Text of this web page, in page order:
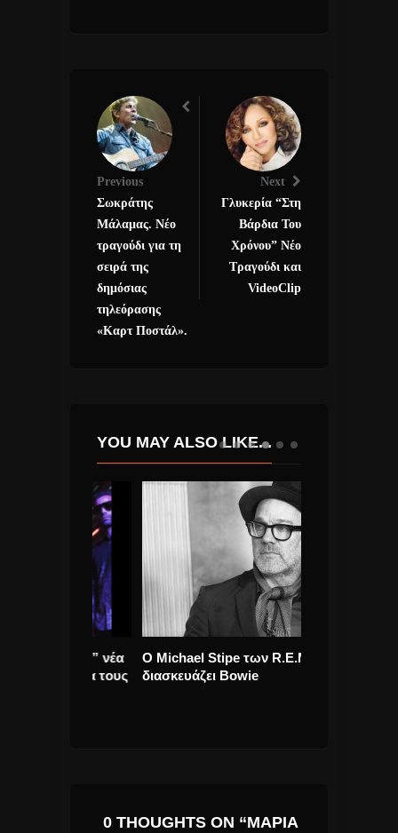
Previous
Σωκράτης
Μάλαμας. Νέο
τραγούδι για τη
σειρά της
δημόσιας
τηλεόρασης
«Καρτ Ποστάλ».
Next
Γλυκερία “Στη
Βάρδια Του
Χρόνου” Νέο
Τραγούδι και
VideoClip
YOU MAY ALSO LIKE...
O Michael Stipe των R.E.M.
διασκευάζει Bowie
0 THOUGHTS ON “ΜΑΡΊΑ